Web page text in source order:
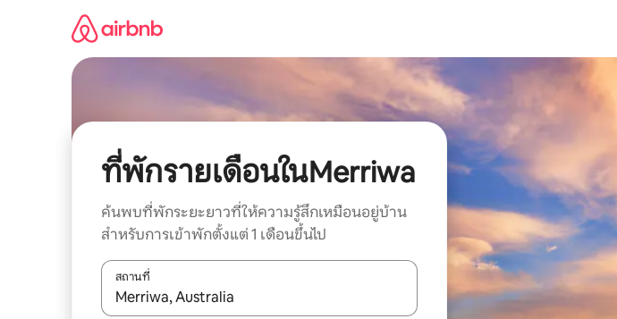
ที่พักรายเดือนในMerriwa
ค้นพบที่พักระยะยาวที่ให้ความรู้สึกเหมือนอยู่บ้าน
สำหรับการเข้าพักตั้งแต่ 1 เดือนขึ้นไป
สถานที่
ใช้ลูกศรขึ้นลง หรือใช้การสัมผัสหรือปัด เพื่อสำรวจผลการค้นหา